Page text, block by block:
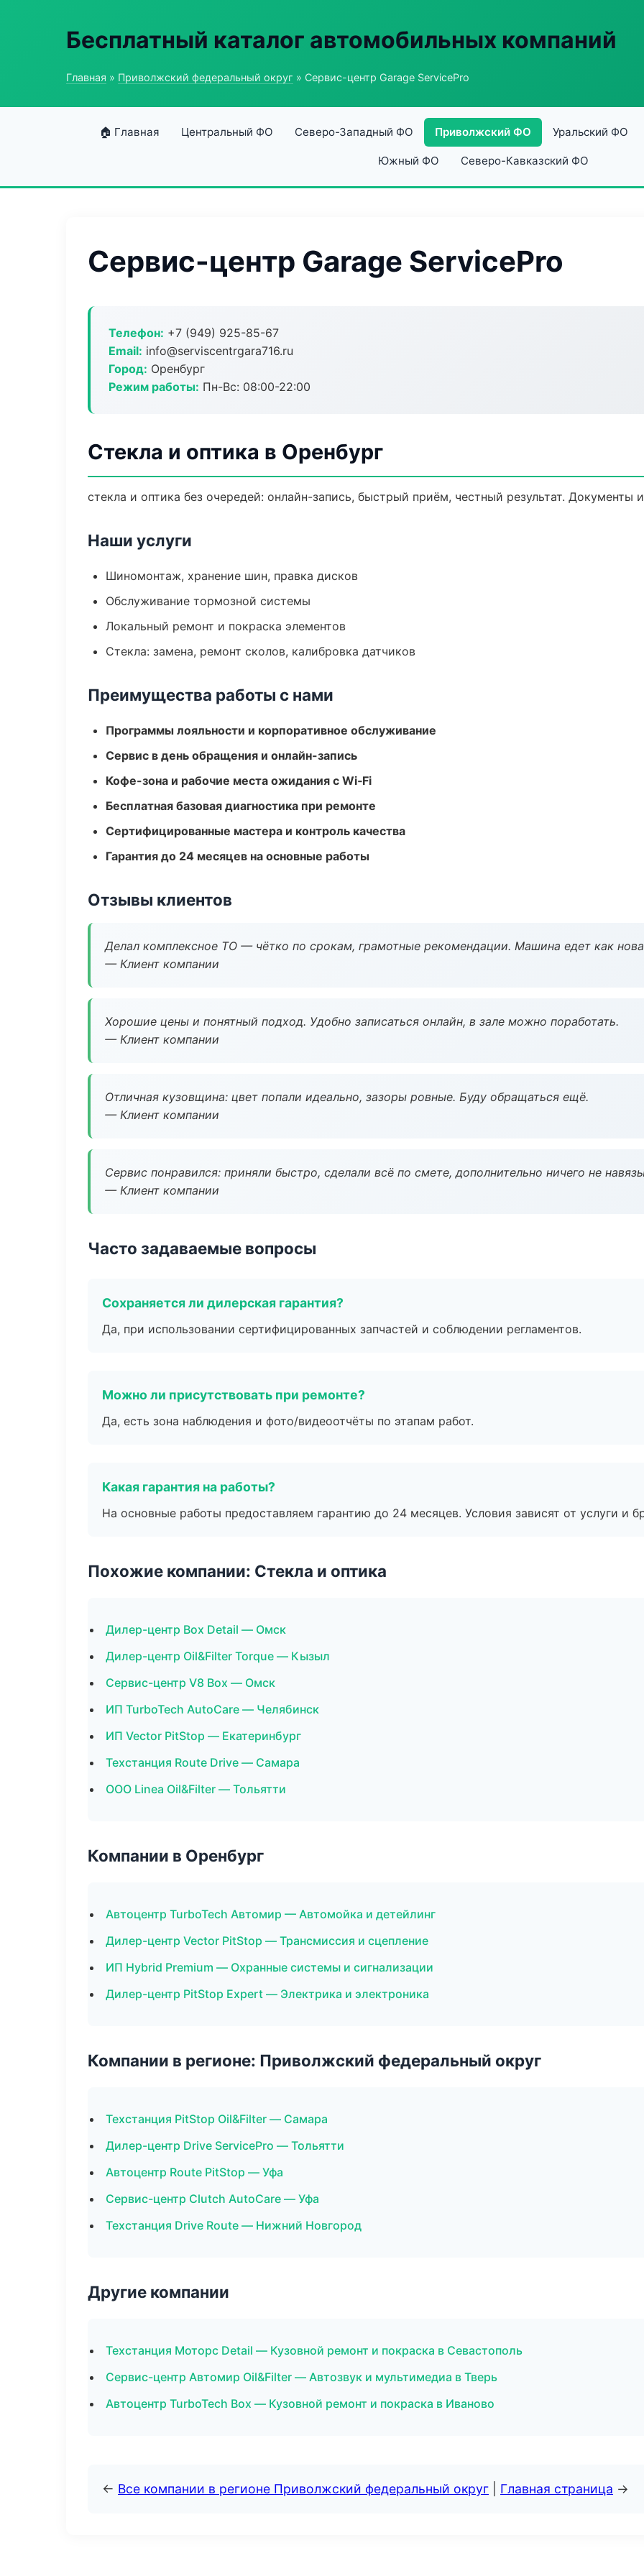
Бесплатный каталог автомобильных компаний
Главная » Приволжский федеральный округ » Сервис-центр Garage ServicePro
🏠 Главная Центральный ФО Северо-Западный ФО Приволжский ФО Уральский ФО
Южный ФО Северо-Кавказский ФО
Сервис-центр Garage ServicePro
Телефон: +7 (949) 925-85-67
Email: info@serviscentrgara716.ru
Город: Оренбург
Режим работы: Пн-Вс: 08:00-22:00
Стекла и оптика в Оренбург
стекла и оптика без очередей: онлайн-запись, быстрый приём, честный результат. Документы
Наши услуги
Шиномонтаж, хранение шин, правка дисков
Обслуживание тормозной системы
Локальный ремонт и покраска элементов
Стекла: замена, ремонт сколов, калибровка датчиков
Преимущества работы с нами
Программы лояльности и корпоративное обслуживание
Сервис в день обращения и онлайн-запись
Кофе-зона и рабочие места ожидания с Wi‑Fi
Бесплатная базовая диагностика при ремонте
Сертифицированные мастера и контроль качества
Гарантия до 24 месяцев на основные работы
Отзывы клиентов
Делал комплексное ТО — чётко по срокам, грамотные рекомендации. Машина едет как
— Клиент компании
Хорошие цены и понятный подход. Удобно записаться онлайн, в зале можно поработать.
— Клиент компании
Отличная кузовщина: цвет попали идеально, зазоры ровные. Буду обращаться ещё.
— Клиент компании
Сервис понравился: приняли быстро, сделали всё по смете, дополнительно ничего не
— Клиент компании
Часто задаваемые вопросы
Сохраняется ли дилерская гарантия?
Да, при использовании сертифицированных запчастей и соблюдении регламентов.
Можно ли присутствовать при ремонте?
Да, есть зона наблюдения и фото/видеоотчёты по этапам работ.
Какая гарантия на работы?
На основные работы предоставляем гарантию до 24 месяцев. Условия зависят от услуги и
Похожие компании: Стекла и оптика
Дилер-центр Box Detail — Омск
Дилер-центр Oil&Filter Torque — Кызыл
Сервис-центр V8 Box — Омск
ИП TurboTech AutoCare — Челябинск
ИП Vector PitStop — Екатеринбург
Техстанция Route Drive — Самара
ООО Linea Oil&Filter — Тольятти
Компании в Оренбург
Автоцентр TurboTech Автомир — Автомойка и детейлинг
Дилер-центр Vector PitStop — Трансмиссия и сцепление
ИП Hybrid Premium — Охранные системы и сигнализации
Дилер-центр PitStop Expert — Электрика и электроника
Компании в регионе: Приволжский федеральный округ
Техстанция PitStop Oil&Filter — Самара
Дилер-центр Drive ServicePro — Тольятти
Автоцентр Route PitStop — Уфа
Сервис-центр Clutch AutoCare — Уфа
Техстанция Drive Route — Нижний Новгород
Другие компании
Техстанция Моторс Detail — Кузовной ремонт и покраска в Севастополь
Сервис-центр Автомир Oil&Filter — Автозвук и мультимедиа в Тверь
Автоцентр TurboTech Box — Кузовной ремонт и покраска в Иваново
← Все компании в регионе Приволжский федеральный округ Главная страница →